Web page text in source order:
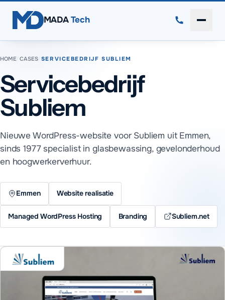
MADA Tech
HOME/CASES/ SERVICEBEDRIJF SUBLIEM
Servicebedrijf
Subliem
Nieuwe WordPress-website voor Subliem uit Emmen,
sinds 1977 specialist in glasbewassing, gevelonderhoud
en hoogwerkerverhuur.
Emmen Website realisatie
Managed WordPress Hosting Branding Subliem.net